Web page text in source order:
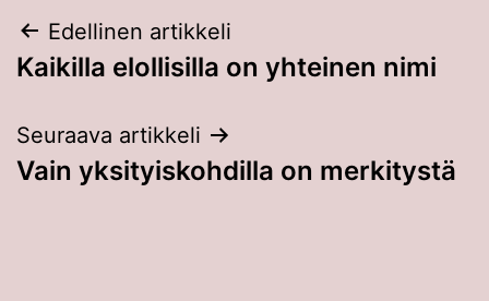
Artikkelien
selaus
Edellinen artikkeli
Kaikilla elollisilla on yhteinen nimi
Seuraava artikkeli
Vain yksityiskohdilla on merkitystä